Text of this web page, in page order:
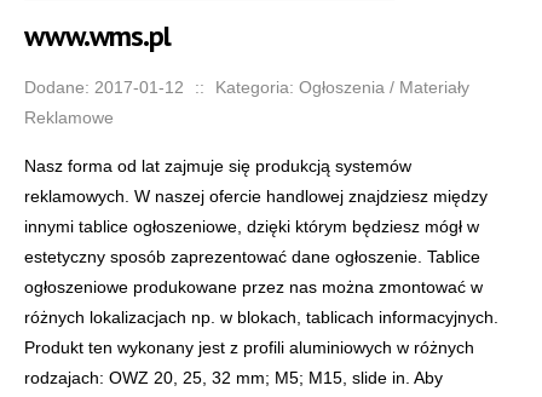
www.wms.pl
Dodane: 2017-01-12 ::
Kategoria: Ogłoszenia / Materiały
Reklamowe
Nasz forma od lat zajmuje się produkcją systemów
reklamowych. W naszej ofercie handlowej znajdziesz między
innymi tablice ogłoszeniowe, dzięki którym będziesz mógł w
estetyczny sposób zaprezentować dane ogłoszenie. Tablice
ogłoszeniowe produkowane przez nas można zmontować w
różnych lokalizacjach np. w blokach, tablicach informacyjnych.
Produkt ten wykonany jest z profili aluminiowych w różnych
rodzajach: OWZ 20, 25, 32 mm; M5; M15, slide in. Aby